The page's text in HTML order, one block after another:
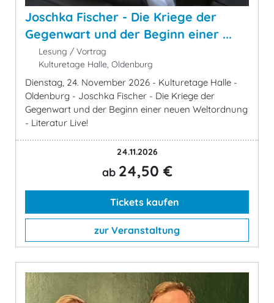
Joschka Fischer - Die Kriege der
Gegenwart und der Beginn einer ...
Lesung / Vortrag
Kulturetage Halle, Oldenburg
Dienstag, 24. November 2026 - Kulturetage Halle -
Oldenburg - Joschka Fischer - Die Kriege der
Gegenwart und der Beginn einer neuen Weltordnung
- Literatur Live!
24.11.2026
ab 24,50 €
Tickets kaufen
zur Veranstaltung